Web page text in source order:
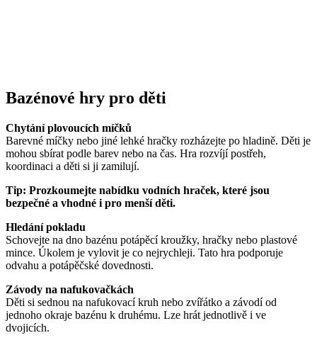
Bazénové hry pro děti
Chytání plovoucích míčků
Barevné míčky nebo jiné lehké hračky rozházejte po hladině. Děti je
mohou sbírat podle barev nebo na čas. Hra rozvíjí postřeh,
koordinaci a děti si ji zamilují.
Tip: Prozkoumejte nabídku vodních hraček, které jsou
bezpečné a vhodné i pro menší děti.
Hledání pokladu
Schovejte na dno bazénu potápěcí kroužky, hračky nebo plastové
mince. Úkolem je vylovit je co nejrychleji. Tato hra podporuje
odvahu a potápěčské dovednosti.
Závody na nafukovačkách
Děti si sednou na nafukovací kruh nebo zvířátko a závodí od
jednoho okraje bazénu k druhému. Lze hrát jednotlivě i ve
dvojicích.